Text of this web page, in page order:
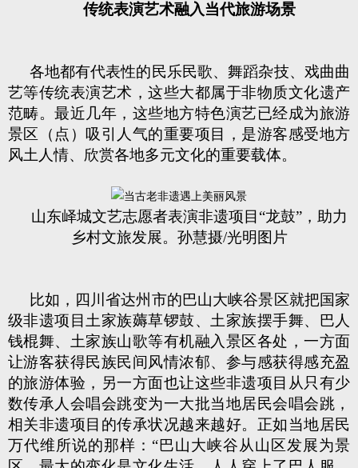
传统表演艺术融入当代旅游场景
各地都有代表性的民乐民歌、舞蹈杂技、戏曲曲
艺等传统表演艺术，这些大都属于非物质文化遗产
范畴。最近几年，这些地方特色演艺已经成为旅游
景区（点）吸引人气的重要项目，是游客感受地方
风土人情、欣赏各地多元文化的重要载体。
山东峄城文艺志愿者表演非遗项目“龙鼓”，助力
乡村文旅发展。孙慧摄/光明图片
比如，四川省达州市的巴山大峡谷景区就把国家
级非遗项目土家族薅草锣鼓、土家族摆手舞、巴人
钱棍舞、土家族山歌等有机融入景区各处，一方面
让游客获得民族民间风情浓郁、参与感获得感充盈
的旅游体验，另一方面也让这些非遗项目从只有少
数传承人会唱会跳变为一大批当地居民会唱会跳，
相关非遗项目的传承状况越来越好。正如当地居民
万代维所说的那样：“巴山大峡谷从山区发展为景